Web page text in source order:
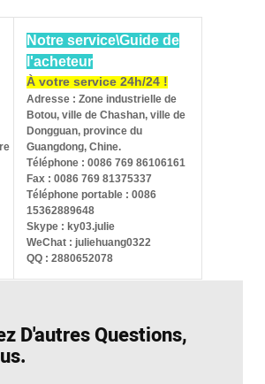
Notre service\Guide de
l'acheteur
À votre service 24h/24 !
Adresse : Zone industrielle de
Botou, ville de Chashan, ville de
Dongguan, province du
Guangdong, Chine.
Téléphone : 0086 769 86106161
Fax : 0086 769 81375337
Téléphone portable : 0086
15362889648
Skype : ky03.julie
WeChat : juliehuang0322
QQ : 2880652078
D'autres Questions,